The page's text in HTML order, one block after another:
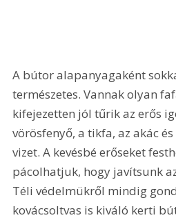
A bútor alapanyagaként
természetes. Vannak olyan
kifejezetten jól tűrik az erős
vörösfenyő, a tikfa, az akác
vizet. A kevésbé erőseket
pácolhatjuk, hogy javítsunk
Téli védelmükről mindig
kovácsoltvas is kiváló kerti